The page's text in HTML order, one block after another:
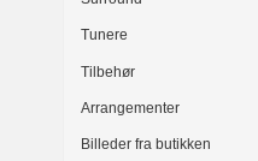
Tunere
Tilbehør
Arrangementer
Billeder fra butikken